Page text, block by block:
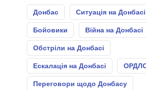
Донбас Ситуація на Донбасі
Бойовики Війна на Донбасі
Обстріли на Донбасі
Ескалація на Донбасі
Переговори щодо Донбасу